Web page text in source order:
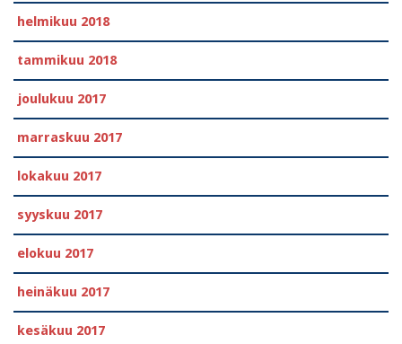
helmikuu 2018
tammikuu 2018
joulukuu 2017
marraskuu 2017
lokakuu 2017
syyskuu 2017
elokuu 2017
heinäkuu 2017
kesäkuu 2017